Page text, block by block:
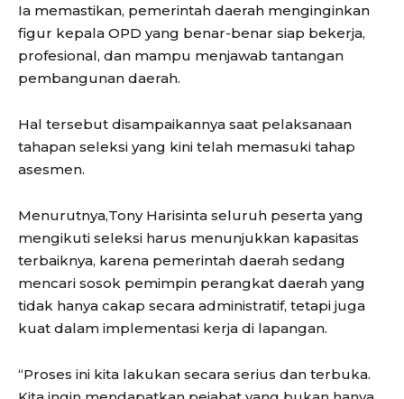
Ia memastikan, pemerintah daerah menginginkan
figur kepala OPD yang benar-benar siap bekerja,
profesional, dan mampu menjawab tantangan
pembangunan daerah.
Hal tersebut disampaikannya saat pelaksanaan
tahapan seleksi yang kini telah memasuki tahap
asesmen.
Menurutnya,Tony Harisinta seluruh peserta yang
mengikuti seleksi harus menunjukkan kapasitas
terbaiknya, karena pemerintah daerah sedang
mencari sosok pemimpin perangkat daerah yang
tidak hanya cakap secara administratif, tetapi juga
kuat dalam implementasi kerja di lapangan.
“Proses ini kita lakukan secara serius dan terbuka.